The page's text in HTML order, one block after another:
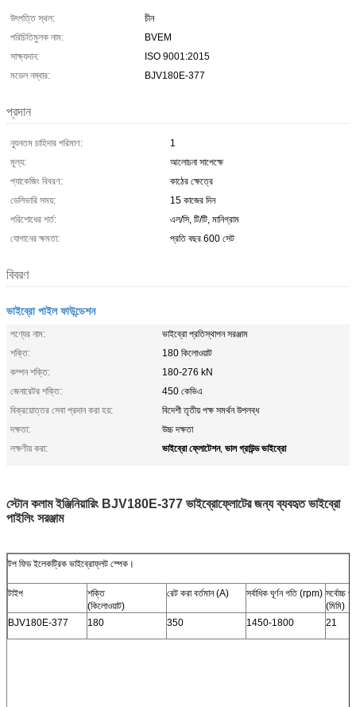
উৎপত্তি স্থল:
চীন
পরিচিতিমুলক নাম:
BVEM
সাক্ষ্যদান:
ISO 9001:2015
মডেল নম্বার:
BJV180E-377
প্রদান
ন্যূনতম চাহিদার পরিমাণ:
1
মূল্য:
আলোচনা সাপেক্ষে
প্যাকেজিং বিবরণ:
কাঠের ক্ষেত্রে
ডেলিভারি সময়:
15 কাজের দিন
পরিশোধের শর্ত:
এল/সি, টি/টি, মানিগ্রাম
যোগানের ক্ষমতা:
প্রতি বছর 600 সেট
বিবরণ
ভাইব্রো পাইল ফাউন্ডেশন
পণ্যের নাম:
ভাইব্রো প্রতিস্থাপন সরঞ্জাম
শক্তি:
180 কিলোওয়াট
কম্পন শক্তি:
180-276 kN
জেনারেটর শক্তি:
450 কেভিএ
বিক্রয়োত্তর সেবা প্রদান করা হয়:
বিদেশী তৃতীয় পক্ষ সমর্থন উপলব্ধ
দক্ষতা:
উচ্চ দক্ষতা
লক্ষণীয় করা:
ভাইব্রো ফ্লোটেশন, ভাল গ্রাউন্ড ভাইব্রো
স্টোন কলাম ইঞ্জিনিয়ারিং BJV180E-377 ভাইব্রোফ্লোটের জন্য ব্যবহৃত ভাইব্রো
পাইলিং সরঞ্জাম
টপ ফিড ইলেকট্রিক ভাইব্রোফ্লট স্পেক।
টাইপ
শক্তি
(কিলোওয়াট)
রেট করা বর্তমান (A) সর্বাধিক ঘূর্ণন গতি (rpm) সর্বোচ্চ
(মিমি)
BJV180E-377
180 350 1450-1800 21